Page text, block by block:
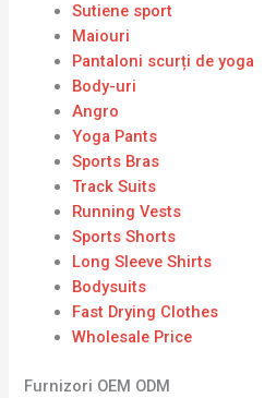
Sutiene sport
Maiouri
Pantaloni scurți de yoga
Body-uri
Angro
Yoga Pants
Sports Bras
Track Suits
Running Vests
Sports Shorts
Long Sleeve Shirts
Bodysuits
Fast Drying Clothes
Wholesale Price
Furnizori OEM ODM